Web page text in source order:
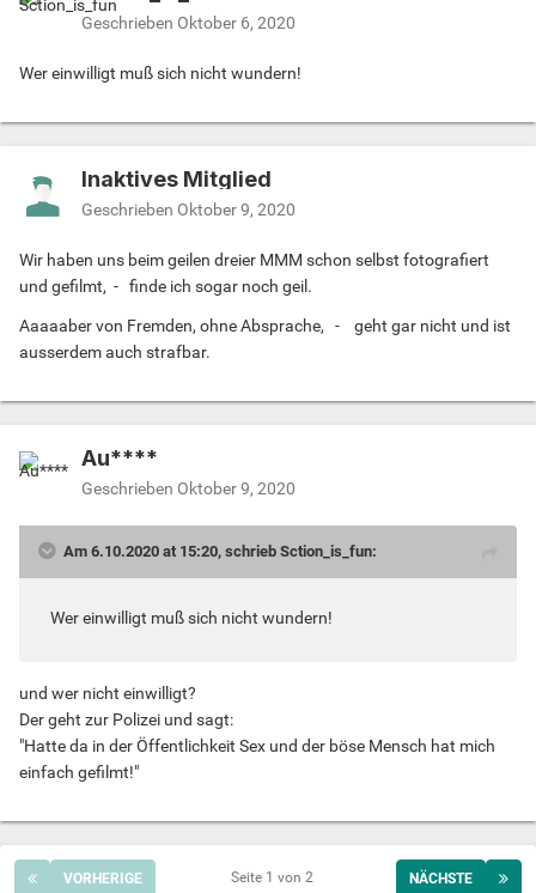
Geschrieben Oktober 6, 2020
Wer einwilligt muß sich nicht wundern!
Inaktives Mitglied
Geschrieben Oktober 9, 2020
Wir haben uns beim geilen dreier MMM schon selbst fotografiert
und gefilmt, - finde ich sogar noch geil.
Aaaaaber von Fremden, ohne Absprache, - geht gar nicht und ist
ausserdem auch strafbar.
Au****
Geschrieben Oktober 9, 2020
Am 6.10.2020 at 15:20, schrieb Sction_is_fun:
Wer einwilligt muß sich nicht wundern!
und wer nicht einwilligt?
Der geht zur Polizei und sagt:
"Hatte da in der Öffentlichkeit Sex und der böse Mensch hat mich
einfach gefilmt!"
VORHERIGE NÄCHSTE
Seite 1 von 2